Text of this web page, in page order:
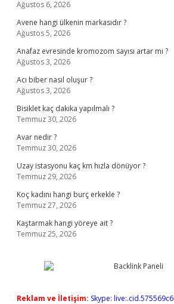
Ağustos 6, 2026
Avene hangi ülkenin markasıdır ?
Ağustos 5, 2026
Anafaz evresinde kromozom sayısı artar mı ?
Ağustos 3, 2026
Acı biber nasıl oluşur ?
Ağustos 3, 2026
Bisiklet kaç dakika yapılmalı ?
Temmuz 30, 2026
Avar nedir ?
Temmuz 30, 2026
Uzay istasyonu kaç km hızla dönüyor ?
Temmuz 29, 2026
Koç kadını hangi burç erkekle ?
Temmuz 27, 2026
Kaştarmak hangi yöreye ait ?
Temmuz 25, 2026
Reklam ve İletişim: Skype: